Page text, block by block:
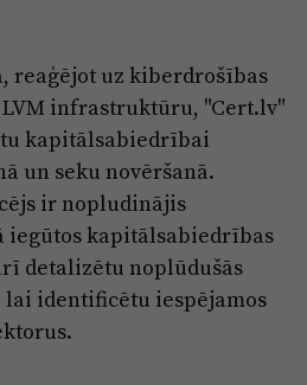
Privātuma politika
Ētikas kodekss
Lietošanas noteikumi
Pārredzamības paziņojumi
Sludinājumi
reaģējot uz kiberdrošības
infrastruktūru, "Cert.lv"
kapitālsabiedrībai
un seku novēršanā.
ir nopludinājis
iegūtos kapitālsabiedrības
detalizētu noplūdušās
identificētu iespējamos